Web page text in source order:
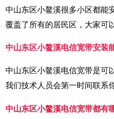
中山东区小鳌溪很多小区都能
覆盖了所有的居民区，大家可
中山东区小鳌溪电信宽带安装
中山东区小鳌溪电信宽带是可
我们技术人员会第一时间联系
中山东区小鳌溪电信宽带都有